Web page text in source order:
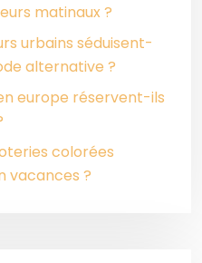
matinaux ?
urbains séduisent-
alternative ?
europe réservent-ils
colorées
vacances ?